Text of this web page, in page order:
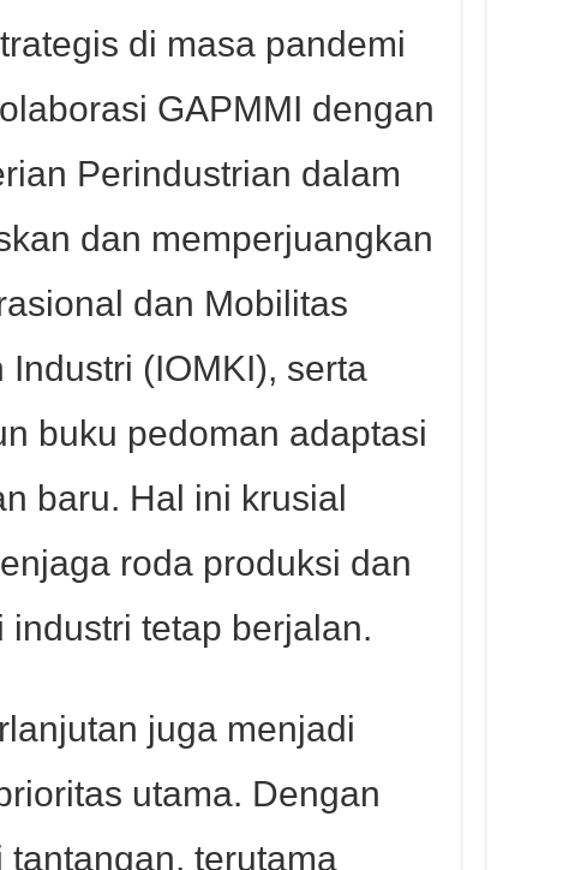
di masa pandemi
GAPMMI dengan
Perindustrian dalam
dan memperjuangkan
dan Mobilitas
Industri (IOMKI), serta
buku pedoman adaptasi
baru. Hal ini krusial
roda produksi dan
industri tetap berjalan.
juga menjadi
utama. Dengan
tantangan, terutama